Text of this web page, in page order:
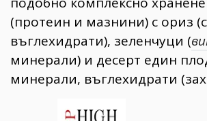
(протеин и мазнини) с ориз
въглехидрати), зеленчуци (
минерали) и десерт един
минерали, въглехидрати